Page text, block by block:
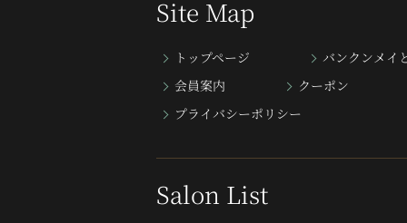
Site Map
トップページ
バンクンメイ
会員案内
クーポン
プライバシーポリシー
Salon List